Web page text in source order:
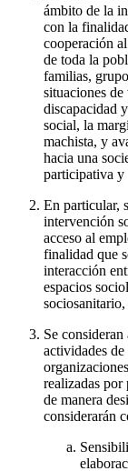
ámbito de la
con la
cooperación
de toda la
familias,
situaciones
discapacidad
social, la
machista, y
hacia una
participativa y
En particular,
intervención
acceso al
finalidad que
interacción
espacios
Se
actividades
realizadas
de manera
considerarán